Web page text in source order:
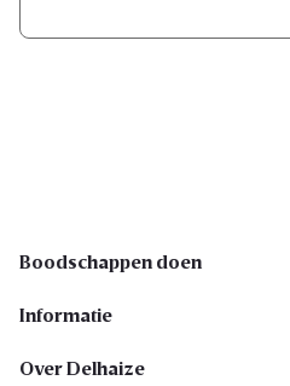
Boodschappen doen
Informatie
Over Delhaize